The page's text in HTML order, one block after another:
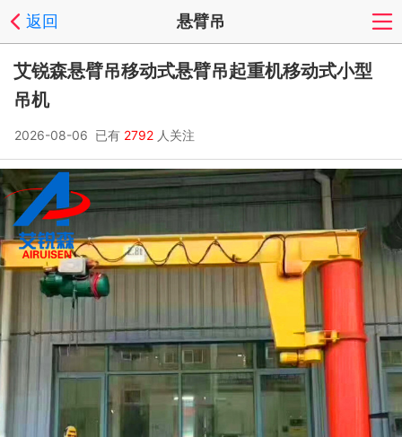
返回 悬臂吊
艾锐森悬臂吊移动式悬臂吊起重机移动式小型
吊机
2026-08-06 已有 2792 人关注